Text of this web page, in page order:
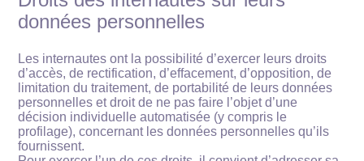
données personnelles
Les internautes ont la possibilité d’exercer leurs droits
d’accès, de rectification, d’effacement, d’opposition, de
limitation du traitement, de portabilité de leurs données
personnelles et droit de ne pas faire l’objet d’une
décision individuelle automatisée (y compris le
profilage), concernant les données personnelles qu’ils
fournissent.